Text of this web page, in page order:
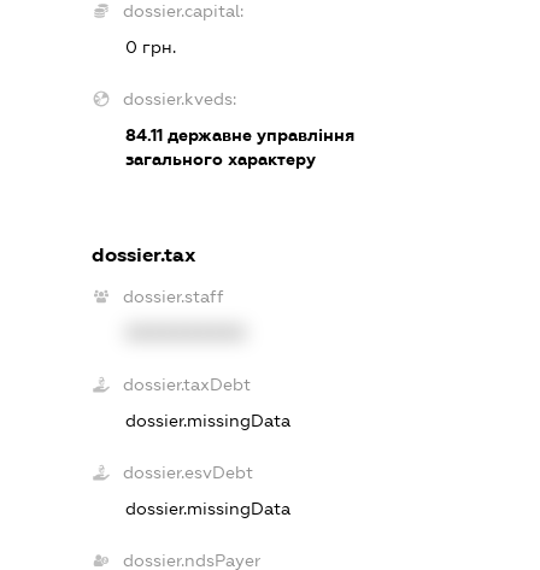
dossier.capital:
0 грн.
dossier.kveds:
84.11державне управління
загального характеру
dossier.tax
dossier.staff
dossier.taxDebt
dossier.missingData
dossier.esvDebt
dossier.missingData
dossier.ndsPayer